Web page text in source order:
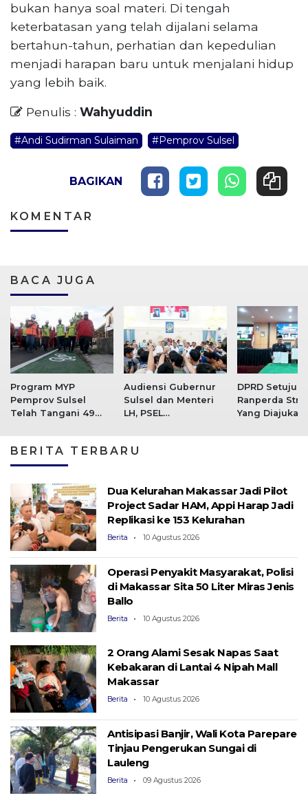
bukan hanya soal materi. Di tengah
keterbatasan yang telah dijalani selama
bertahun-tahun, perhatian dan kepedulian
menjadi harapan baru untuk menjalani hidup
yang lebih baik.
Penulis : Wahyuddin
#Andi Sudirman Sulaiman #Pemprov Sulsel
BAGIKAN
KOMENTAR
BACA JUGA
Program MYP
Pemprov Sulsel
Telah Tangani 49
Perencanaan
Audiensi Gubernur
Sulsel dan Menteri
LH, PSEL
Ulang
DPRD Setujui 2
Ranperda
Yang Diajukan
BERITA TERBARU
Dua Kelurahan Makassar Jadi Pilot
Project Sadar HAM, Appi Harap Jadi
Replikasi ke 153 Kelurahan
Berita 10 Agustus 2026
Operasi Penyakit Masyarakat, Polisi
di Makassar Sita 50 Liter Miras Jenis
Ballo
Berita 10 Agustus 2026
2 Orang Alami Sesak Napas Saat
Kebakaran di Lantai 4 Nipah Mall
Makassar
Berita 10 Agustus 2026
Antisipasi Banjir, Wali Kota Parepare
Tinjau Pengerukan Sungai di
Lauleng
Berita 09 Agustus 2026